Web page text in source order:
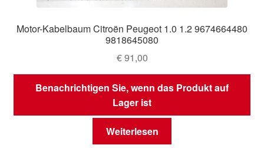
Motor-Kabelbaum Citroën Peugeot 1.0 1.2 9674664480
9818645080
€91,00
Benachrichtigen Sie, wenn das Produkt auf
Lager ist
Weiterlesen